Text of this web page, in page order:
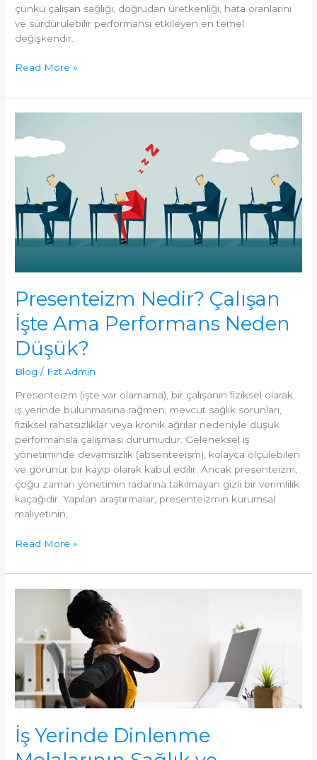
çünkü çalışan sağlığı, doğrudan üretkenliği, hata oranlarını
ve sürdürülebilir performansı etkileyen en temel
değişkendir.
Çalışan
KPI’ları
Nasıl
İK
ve
İçin
Ölçülebilir
Bir
Model
Read More »
Presenteizm Nedir? Çalışan
İşte Ama Performans Neden
Düşük?
Blog / Fzt.Admin
Presenteizm (işte var olamama), bir çalışanın fiziksel olarak
iş yerinde bulunmasına rağmen; mevcut sağlık sorunları,
fiziksel rahatsızlıklar veya kronik ağrılar nedeniyle düşük
performansla çalışması durumudur. Geleneksel iş
yönetiminde devamsızlık (absenteeism), kolayca ölçülebilen
ve görünür bir kayıp olarak kabul edilir. Ancak presenteizm,
çoğu zaman yönetimin radarına takılmayan gizli bir verimlilik
kaçağıdır. Yapılan araştırmalar, presenteizmin kurumsal
maliyetinin,
Presenteizm
Çalışan
İşte
Performans
Neden
Düşük?
Read More »
İş Yerinde Dinlenme